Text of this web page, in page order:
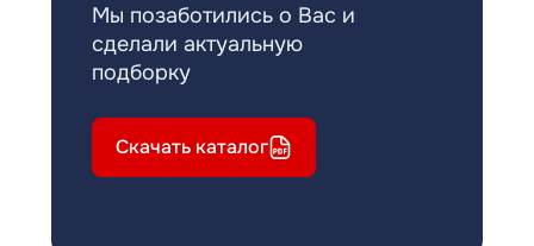
Мы позаботились о Вас и
сделали актуальную
подборку
Скачать каталог